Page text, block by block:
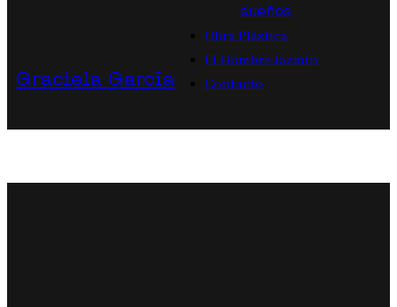
Graciela García
sueños
Obra Plástica
El Hombre Jazmín
Contacto